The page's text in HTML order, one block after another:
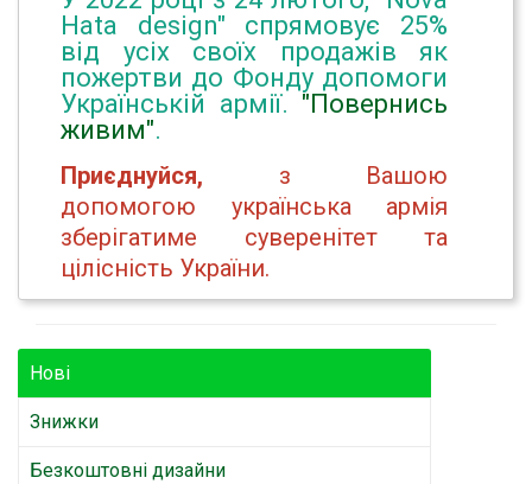
Hata design" спрямовує 25%
від усіх своїх продажів як
пожертви до Фонду допомоги
Українській армії. "Повернись
живим".
Приєднуйся, з Вашою
допомогою українська армія
зберігатиме суверенітет та
цілісність України.
Нові
Знижки
Безкоштовні дизайни